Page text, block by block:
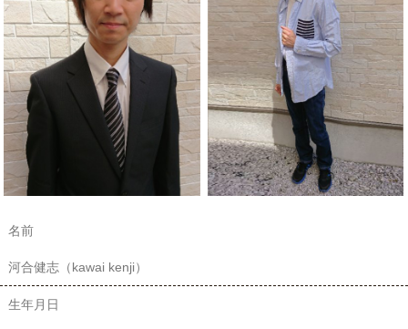
名前
河合健志（kawai kenji）
生年月日